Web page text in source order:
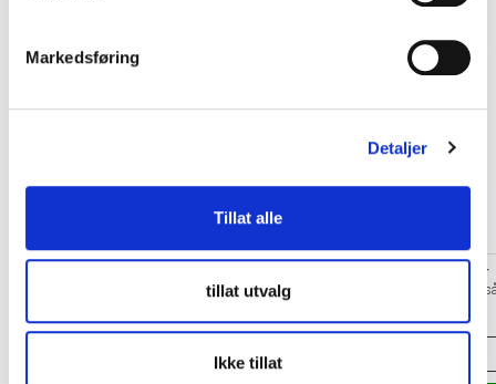
Markedsføring
Detaljer
Tillat alle
tillat utvalg
Ikke tillat
ORTHO MOVEMENT
Football Insole